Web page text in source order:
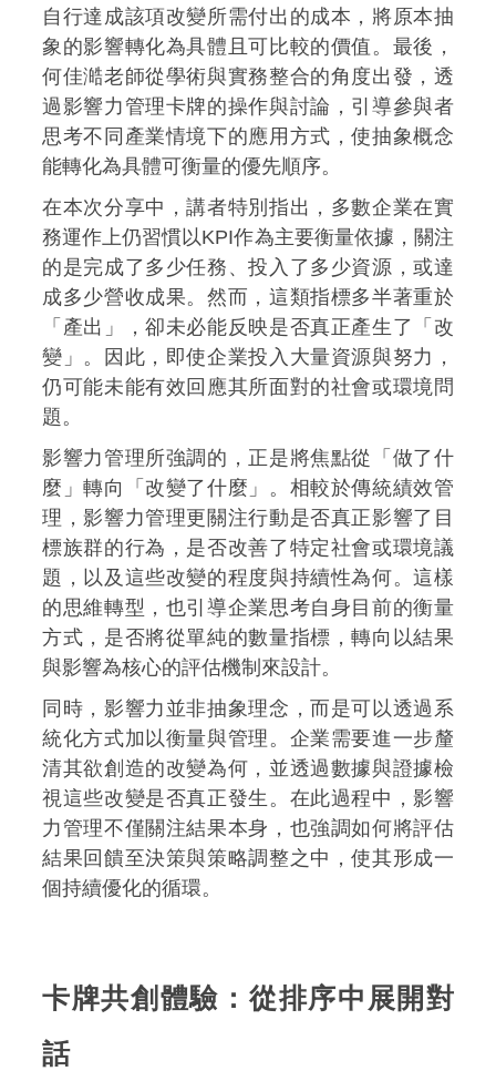
自行達成該項改變所需付出的成本，將原本抽
象的影響轉化為具體且可比較的價值。最後，
何佳澔老師從學術與實務整合的角度出發，透
過影響力管理卡牌的操作與討論，引導參與者
思考不同產業情境下的應用方式，使抽象概念
能轉化為具體可衡量的優先順序。
在本次分享中，講者特別指出，多數企業在實
務運作上仍習慣以KPI作為主要衡量依據，關注
的是完成了多少任務、投入了多少資源，或達
成多少營收成果。然而，這類指標多半著重於
「產出」，卻未必能反映是否真正產生了「改
變」。因此，即使企業投入大量資源與努力，
仍可能未能有效回應其所面對的社會或環境問
題。
影響力管理所強調的，正是將焦點從「做了什
麼」轉向「改變了什麼」。相較於傳統績效管
理，影響力管理更關注行動是否真正影響了目
標族群的行為，是否改善了特定社會或環境議
題，以及這些改變的程度與持續性為何。這樣
的思維轉型，也引導企業思考自身目前的衡量
方式，是否將從單純的數量指標，轉向以結果
與影響為核心的評估機制來設計。
同時，影響力並非抽象理念，而是可以透過系
統化方式加以衡量與管理。企業需要進一步釐
清其欲創造的改變為何，並透過數據與證據檢
視這些改變是否真正發生。在此過程中，影響
力管理不僅關注結果本身，也強調如何將評估
結果回饋至決策與策略調整之中，使其形成一
個持續優化的循環。
卡牌共創體驗：從排序中展開對
話